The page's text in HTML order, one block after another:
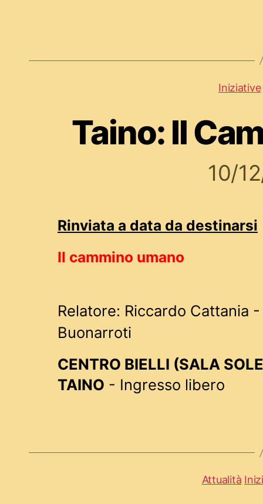
Iniziative
Taino: Il
10/
Rinviata a data da destinarsi
Il cammino umano
Relatore: Riccardo Cattania
Buonarroti
CENTRO BIELLI (SALA
TAINO - Ingresso libero
Attualità